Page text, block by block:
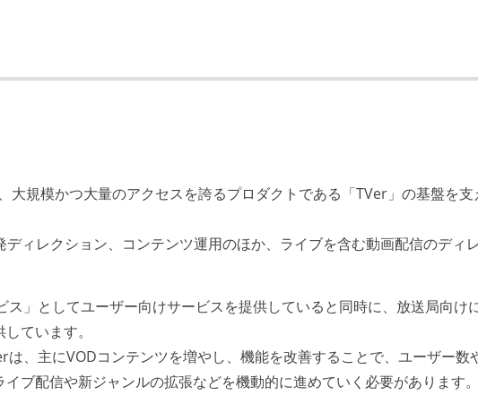
大規模かつ大量のアクセスを誇るプロダクトである「TVer」の基盤を支
ィレクション、コンテンツ運用のほか、ライブを含む動画配信のディ
」としてユーザー向けサービスを提供していると同時に、放送局向け
ています。
、主にVODコンテンツを増やし、機能を改善することで、ユーザー数
ブ配信や新ジャンルの拡張などを機動的に進めていく必要があります